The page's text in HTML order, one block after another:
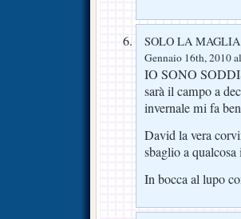
SOLO LA MAGLIA
Gennaio 16th, 2010
IO SONO
sarà il campo a
invernale mi fa
David la vera
sbaglio a
In bocca al lupo